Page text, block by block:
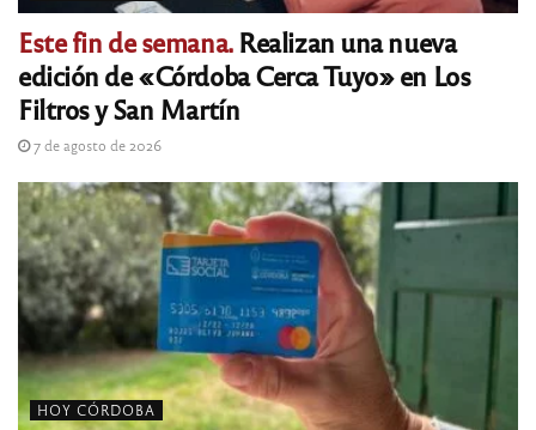
Este fin de semana.Realizan una nueva
edición de «Córdoba Cerca Tuyo» en Los
Filtros y San Martín
7 de agosto de 2026
HOY CÓRDOBA